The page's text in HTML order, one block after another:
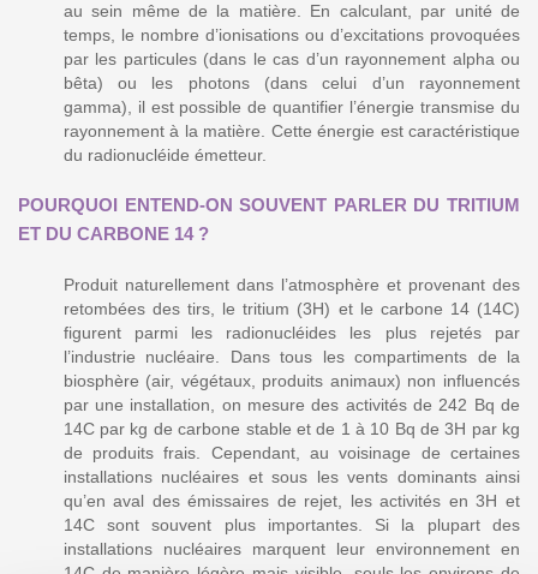
au sein même de la matière. En calculant, par unité de
temps, le nombre d’ionisations ou d’excitations provoquées
par les particules (dans le cas d’un rayonnement alpha ou
bêta) ou les photons (dans celui d’un rayonnement
gamma), il est possible de quantifier l’énergie transmise du
rayonnement à la matière. Cette énergie est caractéristique
du radionucléide émetteur.
POURQUOI ENTEND-ON SOUVENT PARLER DU TRITIUM
ET DU CARBONE 14 ?
Produit naturellement dans l’atmosphère et provenant des
retombées des tirs, le tritium (3H) et le carbone 14 (14C)
figurent parmi les radionucléides les plus rejetés par
l’industrie nucléaire. Dans tous les compartiments de la
biosphère (air, végétaux, produits animaux) non influencés
par une installation, on mesure des activités de 242 Bq de
14C par kg de carbone stable et de 1 à 10 Bq de 3H par kg
de produits frais. Cependant, au voisinage de certaines
installations nucléaires et sous les vents dominants ainsi
qu’en aval des émissaires de rejet, les activités en 3H et
14C sont souvent plus importantes. Si la plupart des
installations nucléaires marquent leur environnement en